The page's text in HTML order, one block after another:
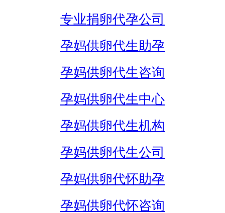
专业捐卵代孕公司
孕妈供卵代生助孕
孕妈供卵代生咨询
孕妈供卵代生中心
孕妈供卵代生机构
孕妈供卵代生公司
孕妈供卵代怀助孕
孕妈供卵代怀咨询